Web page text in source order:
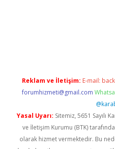
Reklam ve İletişim: E-mail:
forumhizmeti@gmail.com
Yasal Uyarı: Sitemiz, 5651 Sayılı
ve İletişim Kurumu (BTK)
olarak hizmet vermektedir. Bu